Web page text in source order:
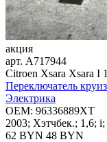
акция
арт. A717944
Citroen Xsara Xsara I
Переключатель
Электрика
OEM: 96336889XT
2003; Хэтчбек.;
62 BYN 48 BYN